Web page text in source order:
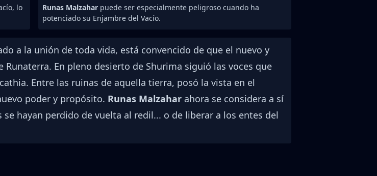
lo
Runas Malzahar puede ser especialmente peligroso cuando ha
potenciado su Enjambre del Vacío.
a la unión de toda vida, está convencido de que el nuevo y
En pleno desierto de Shurima siguió las voces que
Entre las ruinas de aquella tierra, posó la vista en el
poder y propósito. Runas Malzahar ahora se considera a sí
hayan perdido de vuelta al redil... o de liberar a los entes del